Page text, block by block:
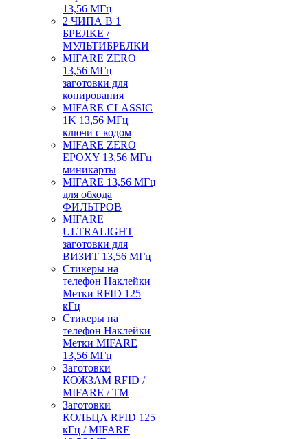
13,56 МГц
2 ЧИПА В 1
БРЕЛКЕ /
МУЛЬТИБРЕЛКИ
MIFARE ZERO
13,56 МГц
заготовки для
копирования
MIFARE CLASSIC
1K 13,56 МГц
ключи с кодом
MIFARE ZERO
EPOXY 13,56 МГц
миникарты
MIFARE 13,56 МГц
для обхода
ФИЛЬТРОВ
MIFARE
ULTRALIGHT
заготовки для
ВИЗИТ 13,56 МГц
Стикеры на
телефон Наклейки
Метки RFID 125
кГц
Стикеры на
телефон Наклейки
Метки MIFARE
13,56 МГц
Заготовки
КОЖЗАМ RFID /
MIFARE / TM
Заготовки
КОЛЬЦА RFID 125
кГц / MIFARE